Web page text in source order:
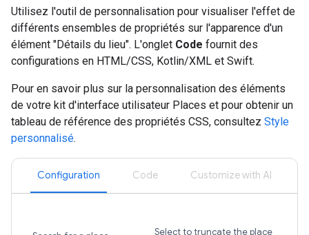
Utilisez l'outil de personnalisation pour visualiser l'effet de
différents ensembles de propriétés sur l'apparence d'un
élément "Détails du lieu". L'onglet Code fournit des
configurations en HTML/CSS, Kotlin/XML et Swift.
Pour en savoir plus sur la personnalisation des éléments
de votre kit d'interface utilisateur Places et pour obtenir un
tableau de référence des propriétés CSS, consultez Style
personnalisé.